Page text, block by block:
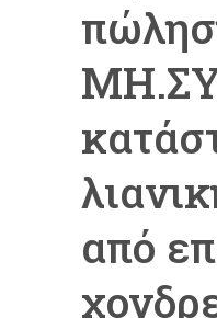
από